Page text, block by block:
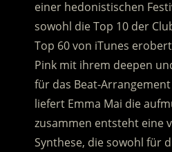
einer hedonistischen
sowohl die Top 10 der
Top 60 von iTunes
Pink mit ihrem deepen
für das Beat-
liefert Emma Mai die
zusammen entsteht eine
Synthese, die sowohl für